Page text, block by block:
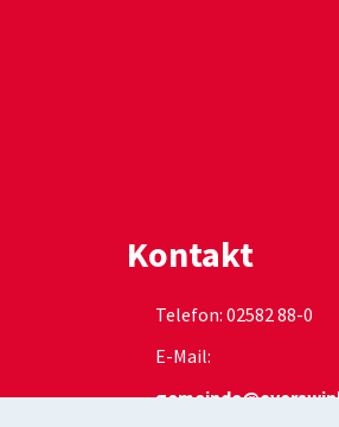
Kontakt
Telefon: 02582 88-0
E-Mail: